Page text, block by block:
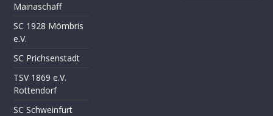
Mainaschaff
SC 1928 Mömbris
e.V.
SC Prichsenstadt
TSV 1869 e.V.
Rottendorf
SC Schweinfurt